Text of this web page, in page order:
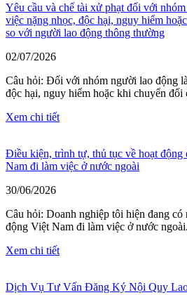
Yêu cầu và chế tài xử phạt đối với
việc nặng nhọc, độc hại, nguy hiểm
so với người lao động thông thường
02/07/2026
Câu hỏi: Đối với nhóm người lao động
độc hại, nguy hiểm hoặc khi chuyển đổi
Xem chi tiết
Điều kiện, trình tự, thủ tục về hoạt
Nam đi làm việc ở nước ngoài
30/06/2026
Câu hỏi: Doanh nghiệp tôi hiện đang
động Việt Nam đi làm việc ở nước
Xem chi tiết
Dịch Vụ Tư Vấn Đăng Ký Nội Quy